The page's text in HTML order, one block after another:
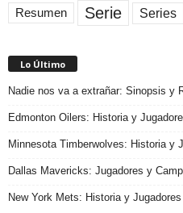
Resumen Serie Series
Lo Último
Nadie nos va a extrañar: Sinopsis y
Edmonton Oilers: Historia y
Minnesota Timberwolves: Historia y
Dallas Mavericks: Jugadores y
New York Mets: Historia y